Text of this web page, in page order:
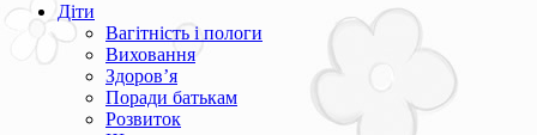
Діти
Вагітність і пологи
Виховання
Здоров’я
Поради батькам
Розвиток